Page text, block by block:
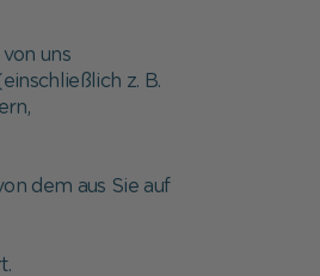
uns
z. B.
dem aus Sie auf